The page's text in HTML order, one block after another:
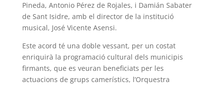
Pineda, Antonio Pérez de Rojales, i Damián Sabater
de Sant Isidre, amb el director de la institució
musical, José Vicente Asensi.
Este acord té una doble vessant, per un costat
enriquirà la programació cultural dels municipis
firmants, que es veuran beneficiats per les
actuacions de grups camerístics, l’Orquestra